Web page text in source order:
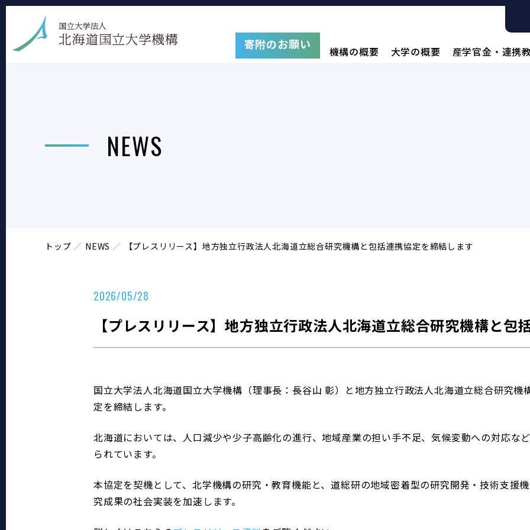
寄附のお願い 機構の概要 大学の概要 産学官金・連携
NEWS
トップ NEWS 【プレスリリース】地方独立行政法人北海道立総合研究機構と包括連携協定を締結します
2026/05/28
【プレスリリース】地方独立行政法人北海道立総合研究機構と包
国立大学法人北海道国立大学機構（理事長：長谷山 彰）と地方独立行政法人北海道立総合研究
定を締結します。
北海道においては、人口減少や少子高齢化の進行、地域産業の担い手不足、気候変動への対応な
られています。
本協定を契機として、北学機構の研究・教育機能と、道総研の地域密着型の研究開発・技術支援
究成果の社会実装を加速します。